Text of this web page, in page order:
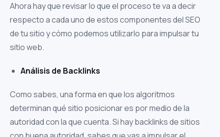
Ahora hay que revisar lo que el proceso te va a decir
respecto a cada uno de estos componentes del SEO
de tu sitio y cómo podemos utilizarlo para impulsar tu
sitio web.
Análisis de Backlinks
Como sabes, una forma en que los algoritmos
determinan qué sitio posicionar es por medio de la
autoridad con la que cuenta. Si hay backlinks de sitios